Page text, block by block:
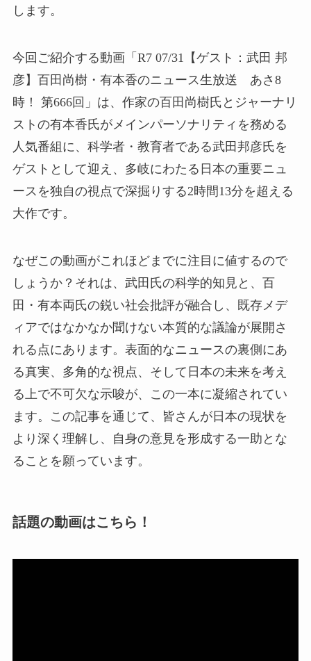
します。
今回ご紹介する動画「R7 07/31【ゲスト：武田 邦
彦】百田尚樹・有本香のニュース生放送 あさ8
時！ 第666回」は、作家の百田尚樹氏とジャーナリ
ストの有本香氏がメインパーソナリティを務める
人気番組に、科学者・教育者である武田邦彦氏を
ゲストとして迎え、多岐にわたる日本の重要ニュ
ースを独自の視点で深掘りする2時間13分を超える
大作です。
なぜこの動画がこれほどまでに注目に値するので
しょうか？それは、武田氏の科学的知見と、百
田・有本両氏の鋭い社会批評が融合し、既存メデ
ィアではなかなか聞けない本質的な議論が展開さ
れる点にあります。表面的なニュースの裏側にあ
る真実、多角的な視点、そして日本の未来を考え
る上で不可欠な示唆が、この一本に凝縮されてい
ます。この記事を通じて、皆さんが日本の現状を
より深く理解し、自身の意見を形成する一助とな
ることを願っています。
話題の動画はこちら！